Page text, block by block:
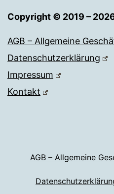
Copyright © 2019 –
AGB – Allgemeine
Datenschutzerklärung
Impressum
Kontakt
AGB – Allgemeine